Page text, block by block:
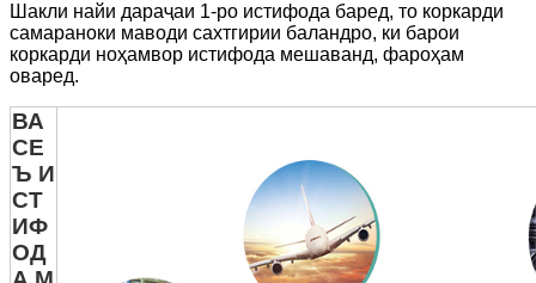
Шакли найи дараҷаи 1-ро истифода баред, то коркарди
самараноки маводи сахтгирии баландро, ки барои
коркарди ноҳамвор истифода мешаванд, фароҳам
оваред.
ВА
СЕ
Ъ И
СТ
ИФ
ОД